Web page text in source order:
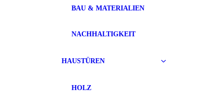
BAU & MATERIALIEN
NACHHALTIGKEIT
HAUSTÜREN
HOLZ